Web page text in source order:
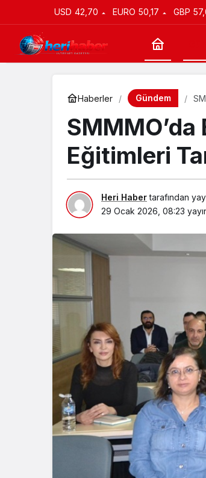
USD 42,70 EURO 50,17 GBP
Haberler Gündem
Eğitimleri
Heri Habertarafından
29 Ocak 2026, 08:23